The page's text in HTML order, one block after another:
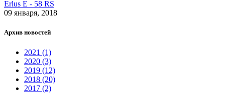
Erlus E - 58 RS
09 января, 2018
Архив новостей
2021 (1)
2020 (3)
2019 (12)
2018 (20)
2017 (2)